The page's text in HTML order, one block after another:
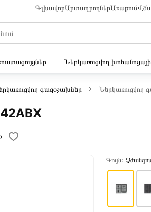
ԳլխավորԱրտադրողներԱռաքում
Ներկառուցվող
գազօջախներ Ներկառուցվող
Գույն: